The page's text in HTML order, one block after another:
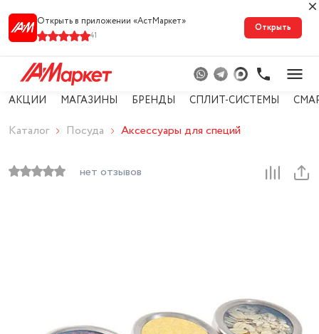
Открыть в приложении «АстМарке‪т‬»
41
Открыть
АКЦИИ МАГАЗИНЫ БРЕНДЫ СПЛИТ-СИСТЕМЫ
Каталог Посуда Аксессуары для специй
нет отзывов